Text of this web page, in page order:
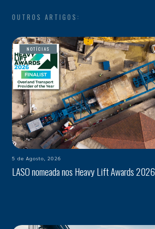
OUTROS ARTIGOS:
NOTÍCIAS
5 de Agosto, 2026
LASO nomeada nos Heavy Lift Awards 2026